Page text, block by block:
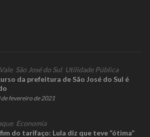
, São José do Sul, Utilidade Pública
da prefeitura de São José do Sul é
de fevereiro de 2021
, Economia
do tarifaço: Lula diz que teve “ótima”